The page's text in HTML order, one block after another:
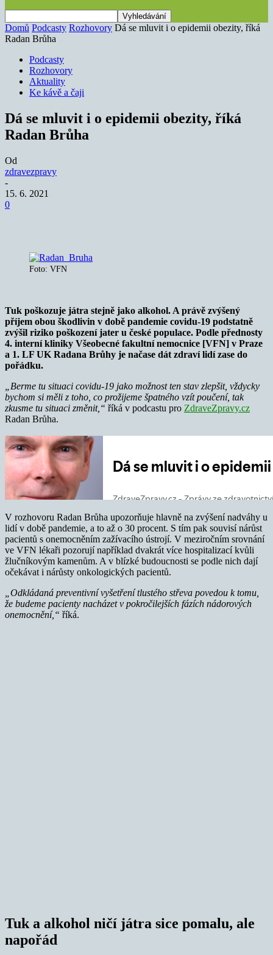
Domů Podcasty Rozhovory Dá se mluvit i o epidemii obezity, říká
Radan Brůha
Podcasty
Rozhovory
Aktuality
Ke kávě a čaji
Dá se mluvit i o epidemii obezity, říká
Radan Brůha
Od
zdravezpravy
-
15. 6. 2021
0
Foto: VFN
Tuk poškozuje játra stejně jako alkohol. A právě zvýšený
příjem obou škodlivin v době pandemie covidu-19 podstatně
zvýšil riziko poškození jater u české populace. Podle přednosty
4. interní kliniky Všeobecné fakultní nemocnice [VFN] v Praze
a 1. LF UK Radana Brůhy je načase dát zdraví lidí zase do
pořádku.
„Berme tu situaci covidu-19 jako možnost ten stav zlepšit, vždycky
bychom si měli z toho, co prožijeme špatného vzít poučení, tak
zkusme tu situaci změnit,“ říká v podcastu pro ZdraveZpravy.cz
Radan Brůha.
V rozhovoru Radan Brůha upozorňuje hlavně na zvýšení nadváhy u
lidí v době pandemie, a to až o 30 procent. S tím pak souvisí nárůst
pacientů s onemocněním zažívacího ústrojí. V meziročním srovnání
ve VFN lékaři pozorují například dvakrát více hospitalizací kvůli
žlučníkovým kamenům. A v blízké budoucnosti se podle nich dají
očekávat i nárůsty onkologických pacientů.
„Odkládaná preventivní vyšetření tlustého střeva povedou k tomu,
že budeme pacienty nacházet v pokročilejších fázích nádorových
onemocnění,“ říká.
Tuk a alkohol ničí játra sice pomalu, ale
napořád